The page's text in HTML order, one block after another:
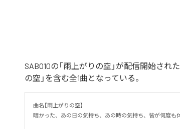
SABO10の「雨上がりの空」が配信開始さ
の空」を含む全1曲となっている。
曲名【雨上がりの空】
暗かった、あの日の気持ち、あの時の気持ち、皆が何度も